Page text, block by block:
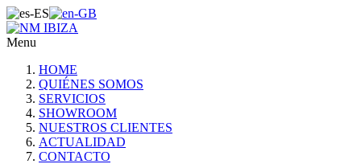
Menu
HOME
QUIÉNES SOMOS
SERVICIOS
SHOWROOM
NUESTROS CLIENTES
ACTUALIDAD
CONTACTO